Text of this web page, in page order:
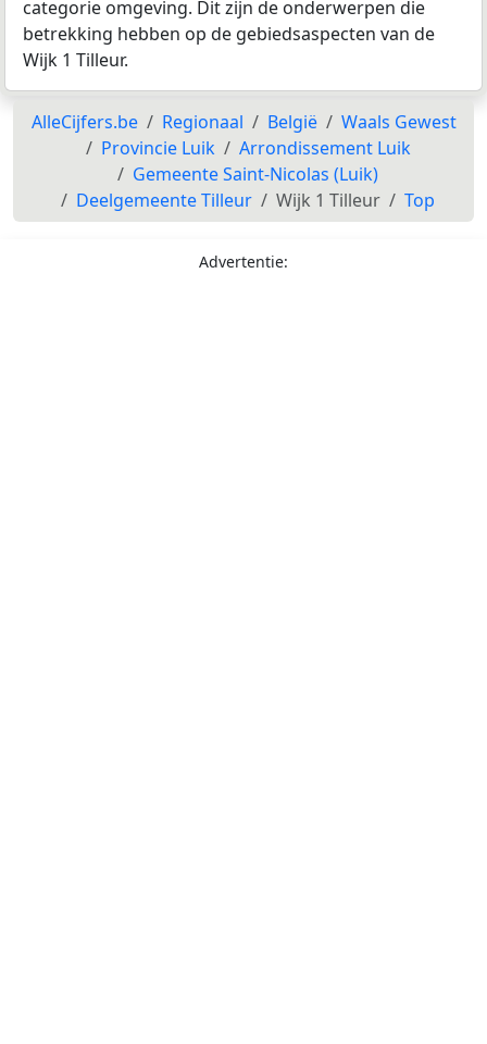
categorie omgeving. Dit zijn de onderwerpen die
betrekking hebben op de gebiedsaspecten van de
Wijk 1 Tilleur.
AlleCijfers.be Regionaal België
Waals Gewest
Provincie Luik
Arrondissement Luik
Gemeente Saint-Nicolas (Luik)
Deelgemeente Tilleur
Wijk 1 Tilleur Top
Advertentie: